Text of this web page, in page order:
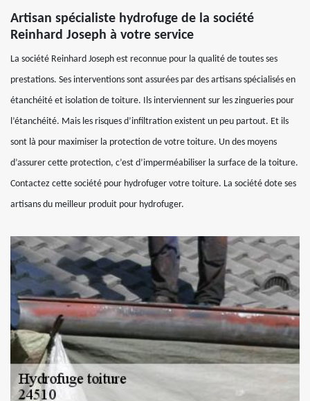
Artisan spécialiste hydrofuge de la société
Reinhard Joseph à votre service
La société Reinhard Joseph est reconnue pour la qualité de toutes ses
prestations. Ses interventions sont assurées par des artisans spécialisés en
étanchéité et isolation de toiture. Ils interviennent sur les zingueries pour
l’étanchéité. Mais les risques d’infiltration existent un peu partout. Et ils
sont là pour maximiser la protection de votre toiture. Un des moyens
d’assurer cette protection, c’est d’imperméabiliser la surface de la toiture.
Contactez cette société pour hydrofuger votre toiture. La société dote ses
artisans du meilleur produit pour hydrofuger.